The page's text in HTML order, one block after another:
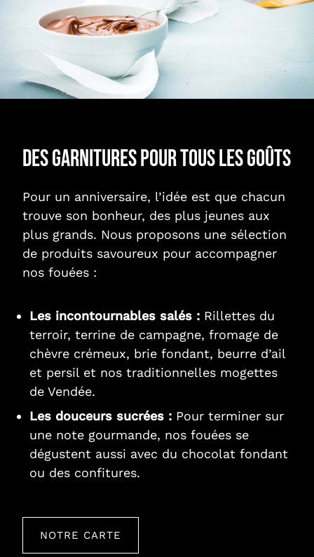
Des garnitures pour tous les goûts
Pour un anniversaire, l’idée est que chacun
trouve son bonheur, des plus jeunes aux
plus grands. Nous proposons une sélection
de produits savoureux pour accompagner
nos fouées :
Les incontournables salés : Rillettes du
terroir, terrine de campagne, fromage de
chèvre crémeux, brie fondant, beurre d’ail
et persil et nos traditionnelles mogettes
de Vendée.
Les douceurs sucrées : Pour terminer sur
une note gourmande, nos fouées se
dégustent aussi avec du chocolat fondant
ou des confitures.
NOTRE CARTE